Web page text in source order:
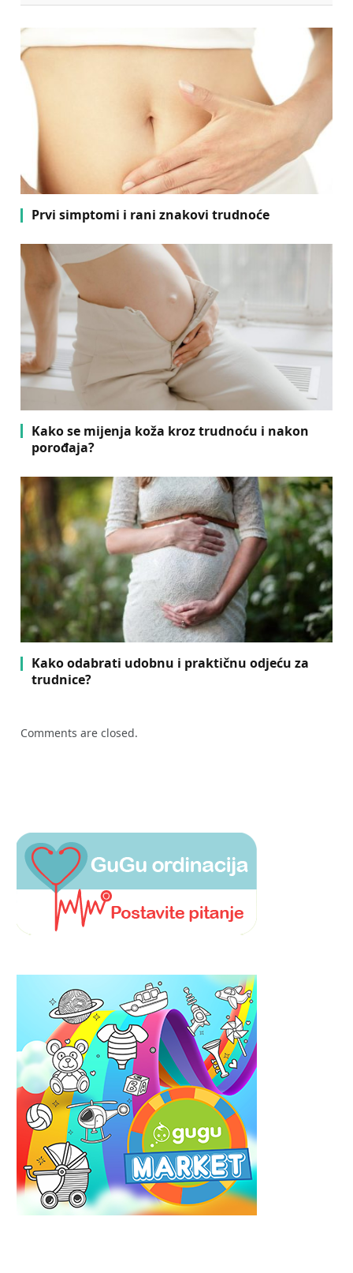
Prvi simptomi i rani znakovi trudnoće
Kako se mijenja koža kroz trudnoću i nakon
porođaja?
Kako odabrati udobnu i praktičnu odjeću za
trudnice?
Comments are closed.